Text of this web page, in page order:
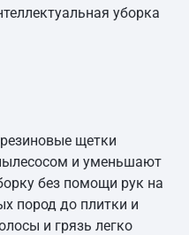
опорожняется в
уборка
щетки
и уменьшают
без помощи рук на
пород до плитки и
и грязь легко